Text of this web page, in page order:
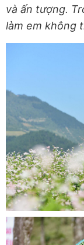
và ấn tượng.
làm em không